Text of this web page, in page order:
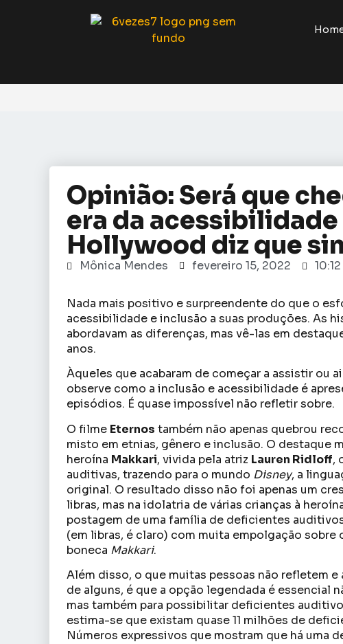
Opinião: Será que
era da acessibilidade
Hollywood diz que
Mônica Mendes fevereiro 15, 2022
Nada mais positivo e surpreendente do que o
acessibilidade e inclusão a suas produções. As
abordavam as diferenças, mas vê-las em
anos.
Àqueles que acabaram de começar a assistir ou
observe como a inclusão e acessibilidade é
episódios. É quase impossível não refletir sobre.
O filme Eternos também não apenas quebrou
misto em etnias, gênero e inclusão. O destaque
heroína Makkari, vivida pela atriz Lauren Ridloff,
auditivas, trazendo para o mundo Disney, a
original. O resultado disso não foi apenas um
libras, mas na idolatria de várias crianças à
postagem de uma família de deficientes
(em libras, é claro) com muita empolgação sobre
boneca Makkari.
Além disso, o que muitas pessoas não refletem
de alguns, é que a opção legendada é essencial
mas também para possibilitar deficientes
estima-se que existam quase 11 milhões de
Números expressivos que mostram que há uma